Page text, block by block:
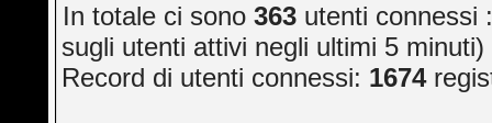
In totale ci sono363 utenti connessi
sugli utenti attivi negli ultimi 5 minuti)
Record di utenti connessi: 1674